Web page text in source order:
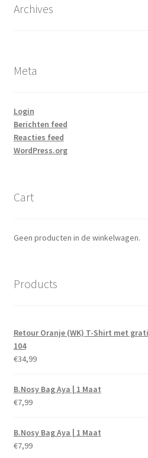
Archives
Meta
Login
Berichten feed
Reacties feed
WordPress.org
Cart
Geen producten in de winkelwagen.
Products
Retour Oranje (WK) T-Shirt met
104
€34,99
B.Nosy Bag Aya | 1 Maat
€7,99
B.Nosy Bag Aya | 1 Maat
€7,99